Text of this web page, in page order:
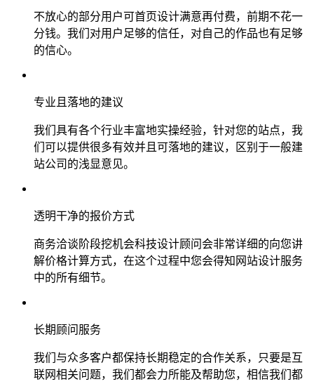
不放心的部分用户可首页设计满意再付费，前期不花一
分钱。我们对用户足够的信任，对自己的作品也有足够
的信心。
专业且落地的建议
我们具有各个行业丰富地实操经验，针对您的站点，我
们可以提供很多有效并且可落地的建议，区别于一般建
站公司的浅显意见。
透明干净的报价方式
商务洽谈阶段挖机会科技设计顾问会非常详细的向您讲
解价格计算方式，在这个过程中您会得知网站设计服务
中的所有细节。
长期顾问服务
我们与众多客户都保持长期稳定的合作关系，只要是互
联网相关问题，我们都会力所能及帮助您，相信我们都